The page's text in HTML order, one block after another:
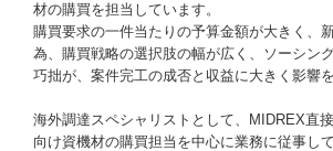
材の購買を担当しています。
購買要求の一件当たりの予算金額が大きく、
為、購買戦略の選択肢の幅が広く、ソーシン
巧拙が、案件完工の成否と収益に大きく影響を
海外調達スペシャリストとして、MIDREX直
向け資機材の購買担当を中心に業務に従事し